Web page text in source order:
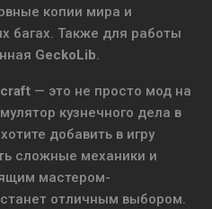
копии мира и
багах. Также для работы
GeckoLib.
— это не просто мод на
кузнечного дела в
добавить в игру
сложные механики и
мастером-
отличным выбором.